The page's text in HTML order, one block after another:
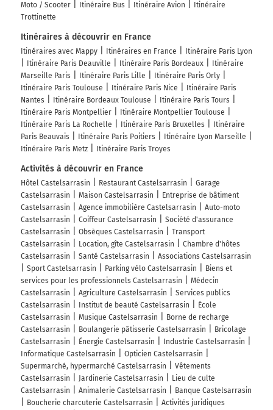
Moto / Scooter
Itinéraire Bus Itinéraire Avion
Itinéraire
Trottinette
Itinéraires à découvrir en France
Itinéraires avec Mappy Itinéraires en France
Itinéraire Paris Lyon
Itinéraire Paris Deauville
Itinéraire Paris Bordeaux
Itinéraire
Marseille Paris
Itinéraire Paris Lille
Itinéraire Paris Orly
Itinéraire Paris Toulouse
Itinéraire Paris Nice
Itinéraire Paris
Nantes
Itinéraire Bordeaux Toulouse
Itinéraire Paris Tours
Itinéraire Paris Montpellier
Itinéraire Montpellier Toulouse
Itinéraire Paris La Rochelle
Itinéraire Paris Bruxelles
Itinéraire
Paris Beauvais
Itinéraire Paris Poitiers
Itinéraire Lyon Marseille
Itinéraire Paris Metz
Itinéraire Paris Troyes
Activités à découvrir en France
Hôtel Castelsarrasin Restaurant Castelsarrasin
Garage
Castelsarrasin
Maison Castelsarrasin
Entreprise de bâtiment
Castelsarrasin
Agence immobilière Castelsarrasin
Auto-moto
Castelsarrasin
Coiffeur Castelsarrasin
Société d'assurance
Castelsarrasin
Obsèques Castelsarrasin
Transport
Castelsarrasin
Location, gîte Castelsarrasin
Chambre d'hôtes
Castelsarrasin
Santé Castelsarrasin
Associations Castelsarrasin
Sport Castelsarrasin
Parking vélo Castelsarrasin
Biens et
services pour les professionnels Castelsarrasin
Médecin
Castelsarrasin
Agriculture Castelsarrasin
Services publics
Castelsarrasin
Institut de beauté Castelsarrasin
École
Castelsarrasin
Musique Castelsarrasin
Borne de recharge
Castelsarrasin
Boulangerie pâtisserie Castelsarrasin
Bricolage
Castelsarrasin
Énergie Castelsarrasin
Industrie Castelsarrasin
Informatique Castelsarrasin
Opticien Castelsarrasin
Supermarché, hypermarché Castelsarrasin
Vêtements
Castelsarrasin
Jardinerie Castelsarrasin
Lieu de culte
Castelsarrasin
Animalerie Castelsarrasin
Banque Castelsarrasin
Boucherie charcuterie Castelsarrasin
Activités juridiques